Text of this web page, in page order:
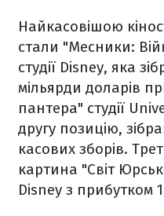
Найкасовішою
стали "Месники:
студії Disney, яка
мільярди доларів
пантера" студії
другу позицію,
касових зборів.
картина "Світ
Disney з прибутком